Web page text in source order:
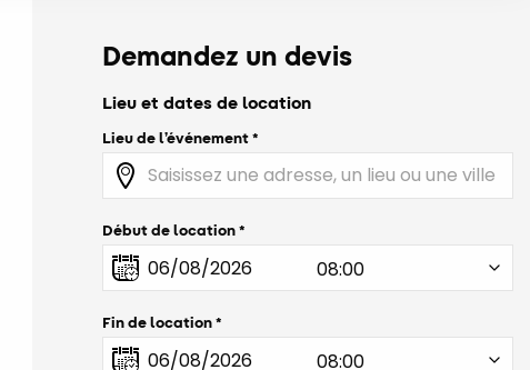
Demandez un devis
Lieu et dates de location
Lieu de l’événement
Début de location
Fin de location